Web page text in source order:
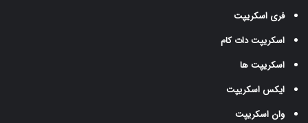
فری اسکریپت
اسکریپت دات کام
اسکریپت ها
ایکس اسکریپت
وان اسکریپت